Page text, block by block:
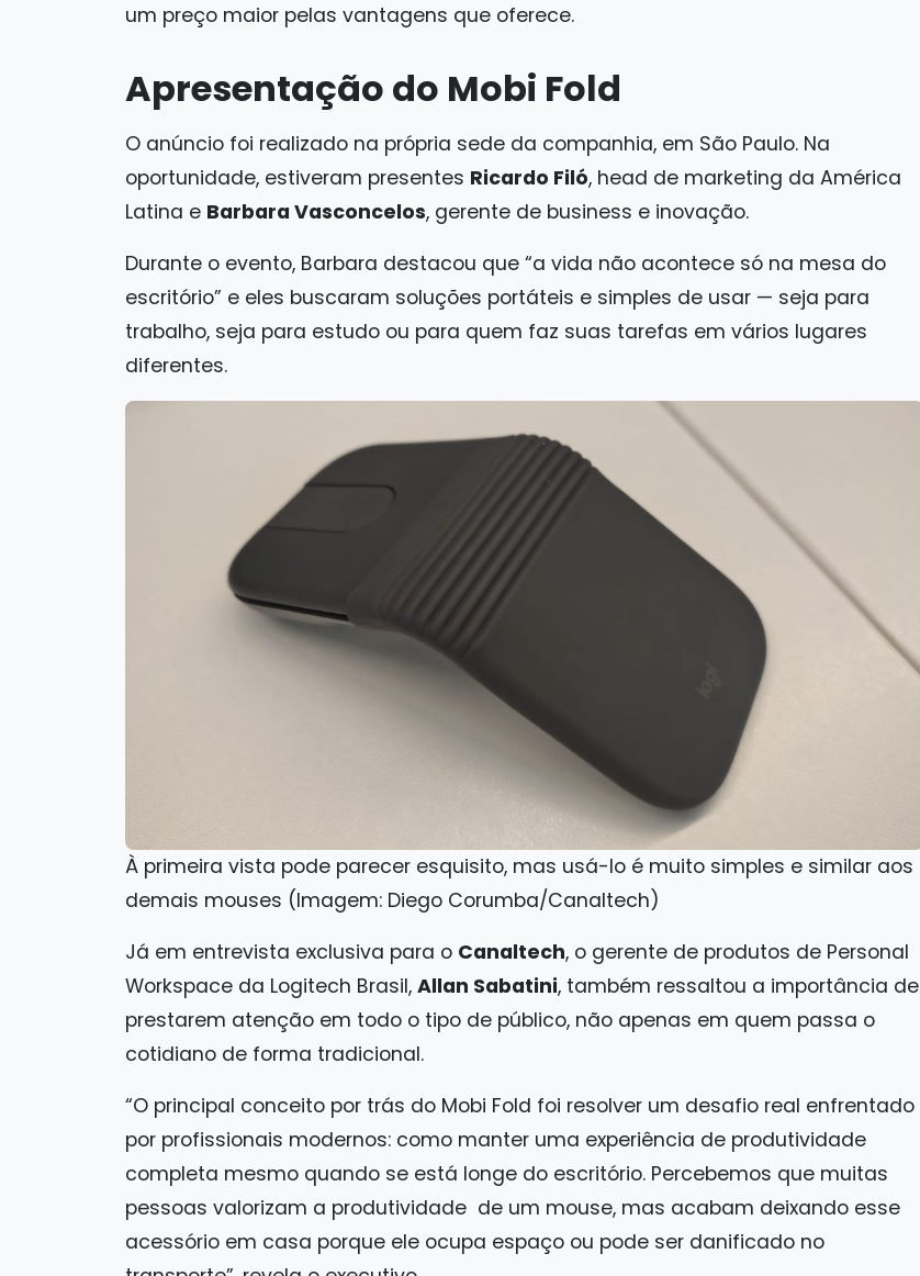
um preço maior pelas vantagens que oferece.
Apresentação do Mobi Fold
O anúncio foi realizado na própria sede da companhia, em São Paulo. Na
oportunidade, estiveram presentes Ricardo Filó, head de marketing da América
Latina e Barbara Vasconcelos, gerente de business e inovação.
Durante o evento, Barbara destacou que “a vida não acontece só na mesa do
escritório” e eles buscaram soluções portáteis e simples de usar — seja para
trabalho, seja para estudo ou para quem faz suas tarefas em vários lugares
diferentes.
À primeira vista pode parecer esquisito, mas usá-lo é muito simples e similar aos
demais mouses (Imagem: Diego Corumba/Canaltech)
Já em entrevista exclusiva para o Canaltech, o gerente de produtos de Personal
Workspace da Logitech Brasil, Allan Sabatini, também ressaltou a importância de
prestarem atenção em todo o tipo de público, não apenas em quem passa o
cotidiano de forma tradicional.
“O principal conceito por trás do Mobi Fold foi resolver um desafio real enfrentado
por profissionais modernos: como manter uma experiência de produtividade
completa mesmo quando se está longe do escritório. Percebemos que muitas
pessoas valorizam a produtividade de um mouse, mas acabam deixando esse
acessório em casa porque ele ocupa espaço ou pode ser danificado no